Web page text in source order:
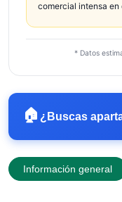
comercial intensa en
* Datos
🏠 ¿Buscas
Información general